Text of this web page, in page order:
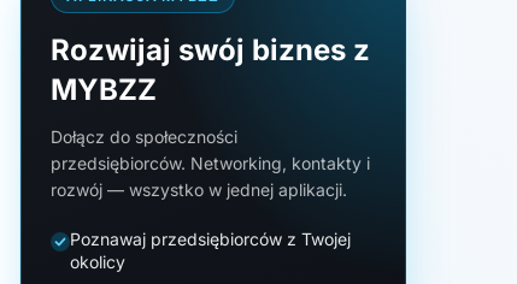
Rozwijaj swój biznes z
MYBZZ
Dołącz do społeczności
przedsiębiorców. Networking, kontakty i
rozwój — wszystko w jednej aplikacji.
Poznawaj przedsiębiorców z Twojej
okolicy